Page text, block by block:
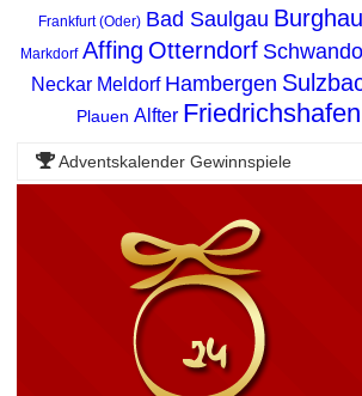
Frankfurt (Oder) Bad Saulgau
Markdorf Affing Otterndorf
Neckar Meldorf Hambergen
Plauen Alfter Friedrichshafen
Adventskalender Gewinnspiele